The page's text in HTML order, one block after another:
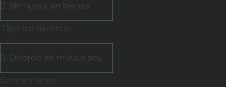
Tipo de divorcio
Comentarios